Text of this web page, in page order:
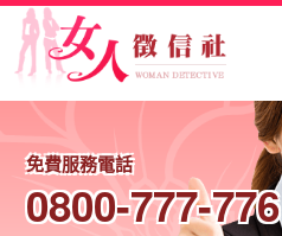
免費服務電話
0800-777-776